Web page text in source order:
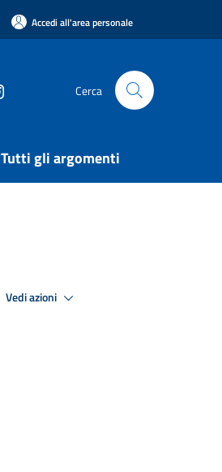
Accedi all'area personale
Cerca
Tutti gli argomenti
Vedi azioni